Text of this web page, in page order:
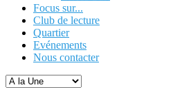
Focus sur...
Club de lecture
Quartier
Evénements
Nous contacter